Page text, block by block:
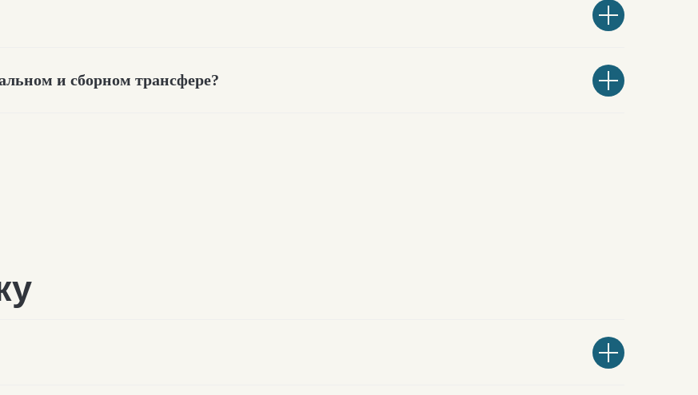
и сборном трансфере?